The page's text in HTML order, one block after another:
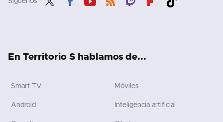
En Territorio S hablamos de...
Smart TV Móviles
Android Inteligencia artificial